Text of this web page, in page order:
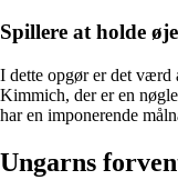
Spillere at holde
I dette opgør er det værd
Kimmich, der er en
har en imponerende
Ungarns